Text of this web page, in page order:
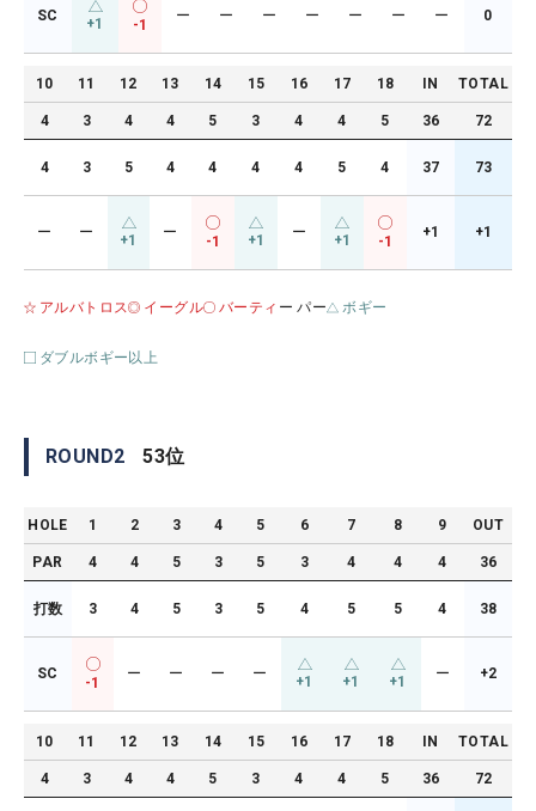
SC +1 -1
ー ー ー ー ー ー ー 0
10 11 12 13 14 15 16 17 18 IN TOTAL
4 3 4 4 5 3 4 4 5 36 72
4 3 5 4 4 4 4 5 4 37 73
ー ー +1 ー
-1 +1 ー +1 -1
+1 +1
アルバトロス イーグル バーティ ー パー ボギー
ダブルボギー以上
ROUND2 53位
HOLE 1 2 3 4 5 6 7 8 9 OUT
PAR 4 4 5 3 5 3 4 4 4 36
打数 3 4 5 3 5 4 5 5 4 38
SC
-1
ー ー ー ー +1 +1 +1 ー +2
10 11 12 13 14 15 16 17 18 IN TOTAL
4 3 4 4 5 3 4 4 5 36 72